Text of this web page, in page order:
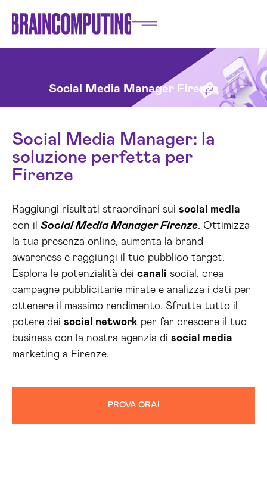
Social Media Manager Firenze
Social Media Manager: la
soluzione perfetta per
Firenze
Raggiungi risultati straordinari sui social media
con il Social Media Manager Firenze. Ottimizza
la tua presenza online, aumenta la brand
awareness e raggiungi il tuo pubblico target.
Esplora le potenzialità dei canali social, crea
campagne pubblicitarie mirate e analizza i dati per
ottenere il massimo rendimento. Sfrutta tutto il
potere dei social network per far crescere il tuo
business con la nostra agenzia di social media
marketing a Firenze.
PROVA ORA!